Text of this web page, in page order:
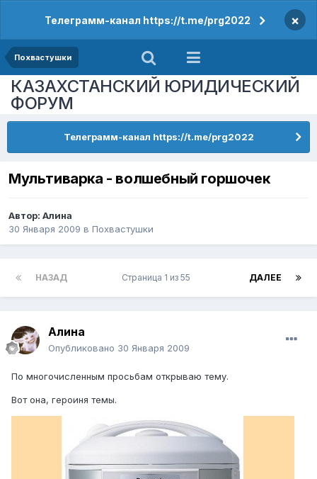
Телеграмм-канал https://t.me/prg2022 ×
Похвастушки
КАЗАХСТАНСКИЙ ЮРИДИЧЕСКИЙ
ФОРУМ
Телеграмм-канал https://t.me/prg2022
Мультиварка - волшебный горшочек
Автор: Алина
30 Января 2009 в Похвастушки
НАЗАД ДАЛЕЕ
Страница 1 из 55
Алина
Опубликовано 30 Января 2009
По многочисленным просьбам открываю тему.
Вот она, героиня темы.